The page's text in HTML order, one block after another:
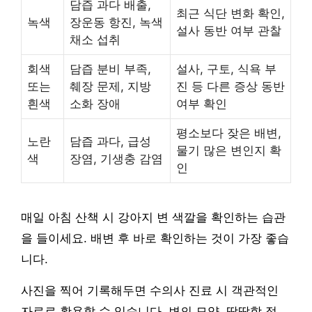
녹색
담즙 과다 배출,
장운동 항진, 녹색
채소 섭취
최근 식단 변화 확인,
설사 동반 여부 관찰
회색
또는
흰색
담즙 분비 부족,
췌장 문제, 지방
소화 장애
설사, 구토, 식욕 부
진 등 다른 증상 동반
여부 확인
노란
색
담즙 과다, 급성
장염, 기생충 감염
평소보다 잦은 배변,
물기 많은 변인지 확
인
매일 아침 산책 시 강아지 변 색깔을 확인하는 습관
을 들이세요. 배변 후 바로 확인하는 것이 가장 좋습
니다.
사진을 찍어 기록해두면 수의사 진료 시 객관적인